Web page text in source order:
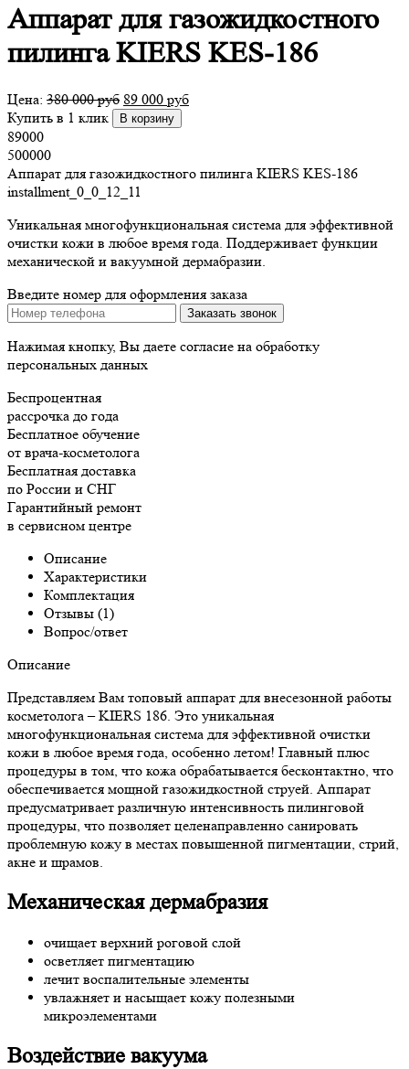
Аппарат для газожидкостного
пилинга KIERS KES-186
Цена: 380 000руб 89 000 руб
Купить в 1 клик
В корзину
89000
500000
Аппарат для газожидкостного пилинга KIERS KES-186
installment_0_0_12_11
Уникальная многофункциональная система для эффективной
очистки кожи в любое время года. Поддерживает функции
механической и вакуумной дермабразии.
Введите номер для оформления заказа
Нажимая кнопку, Вы даете согласие на обработку
персональных данных
Беспроцентная
рассрочка до года
Бесплатное обучение
от врача-косметолога
Бесплатная доставка
по России и СНГ
Гарантийный ремонт
в сервисном центре
Описание
Характеристики
Комплектация
Отзывы (1)
Вопрос/ответ
Описание
Представляем Вам топовый аппарат для внесезонной работы
косметолога – KIERS 186. Это уникальная
многофункциональная система для эффективной очистки
кожи в любое время года, особенно летом! Главный плюс
процедуры в том, что кожа обрабатывается бесконтактно, что
обеспечивается мощной газожидкостной струей. Аппарат
предусматривает различную интенсивность пилинговой
процедуры, что позволяет целенаправленно санировать
проблемную кожу в местах повышенной пигментации, стрий,
акне и шрамов.
Механическая дермабразия
очищает верхний роговой слой
осветляет пигментацию
лечит воспалительные элементы
увлажняет и насыщает кожу полезными
микроэлементами
Воздействие вакуума